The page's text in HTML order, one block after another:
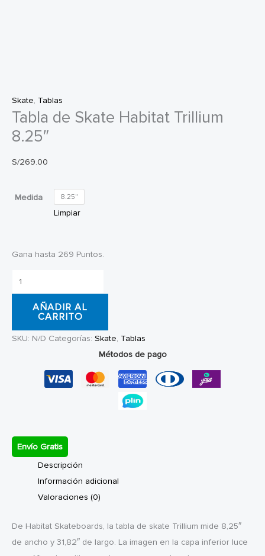
Skate, Tablas
Tabla de Skate Habitat Trillium
8.25″
S/269.00
Medida 8.25"
Limpiar
Gana hasta 269 Puntos.
Tabla
de
Skate
Trillium
AÑADIR AL
CARRITO
SKU: N/D Categorías: Skate, Tablas
Métodos de pago
Envío Gratis
Descripción
Información adicional
Valoraciones (0)
De Habitat Skateboards, la tabla de skate Trillium mide 8,25″
de ancho y 31,82″ de largo. La imagen en la capa inferior luce